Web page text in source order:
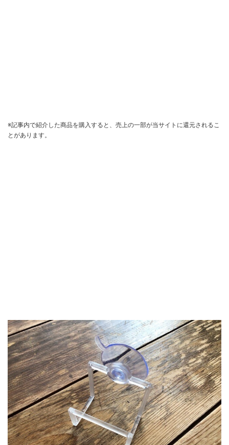
※記事内で紹介した商品を購入すると、売上の一部が当サイトに還元されるこ
とがあります。